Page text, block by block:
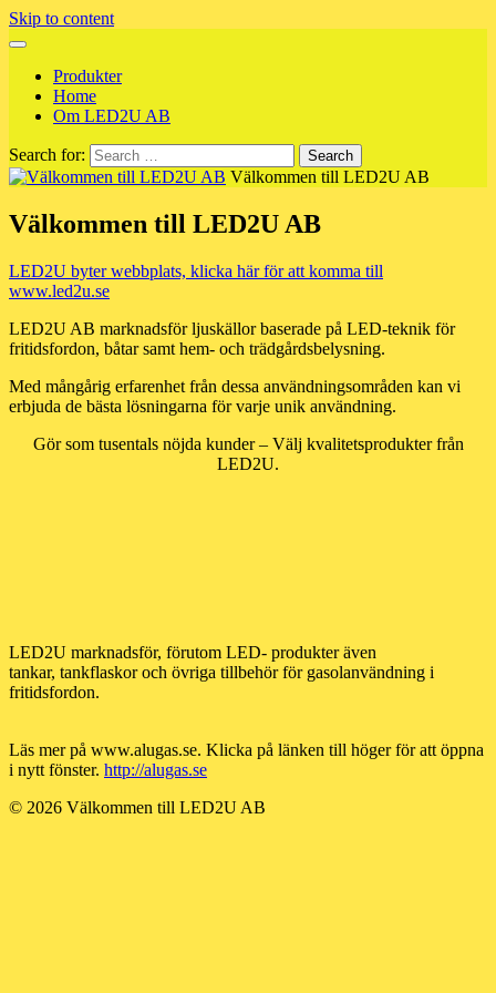
Skip to content
Produkter
Home
Om LED2U AB
Search for:
Välkommen till LED2U AB
Välkommen till LED2U AB
LED2U byter webbplats, klicka här för att komma till
www.led2u.se
LED2U AB marknadsför ljuskällor baserade på LED-teknik för
fritidsfordon, båtar samt hem- och trädgårdsbelysning.
Med mångårig erfarenhet från dessa användningsområden kan vi
erbjuda de bästa lösningarna för varje unik användning.
Gör som tusentals nöjda kunder – Välj kvalitetsprodukter från
LED2U.
LED2U marknadsför, förutom LED- produkter även
tankar, tankflaskor och övriga tillbehör för gasolanvändning i
fritidsfordon.
Läs mer på www.alugas.se. Klicka på länken till höger för att öppna
i nytt fönster. http://alugas.se
© 2026 Välkommen till LED2U AB